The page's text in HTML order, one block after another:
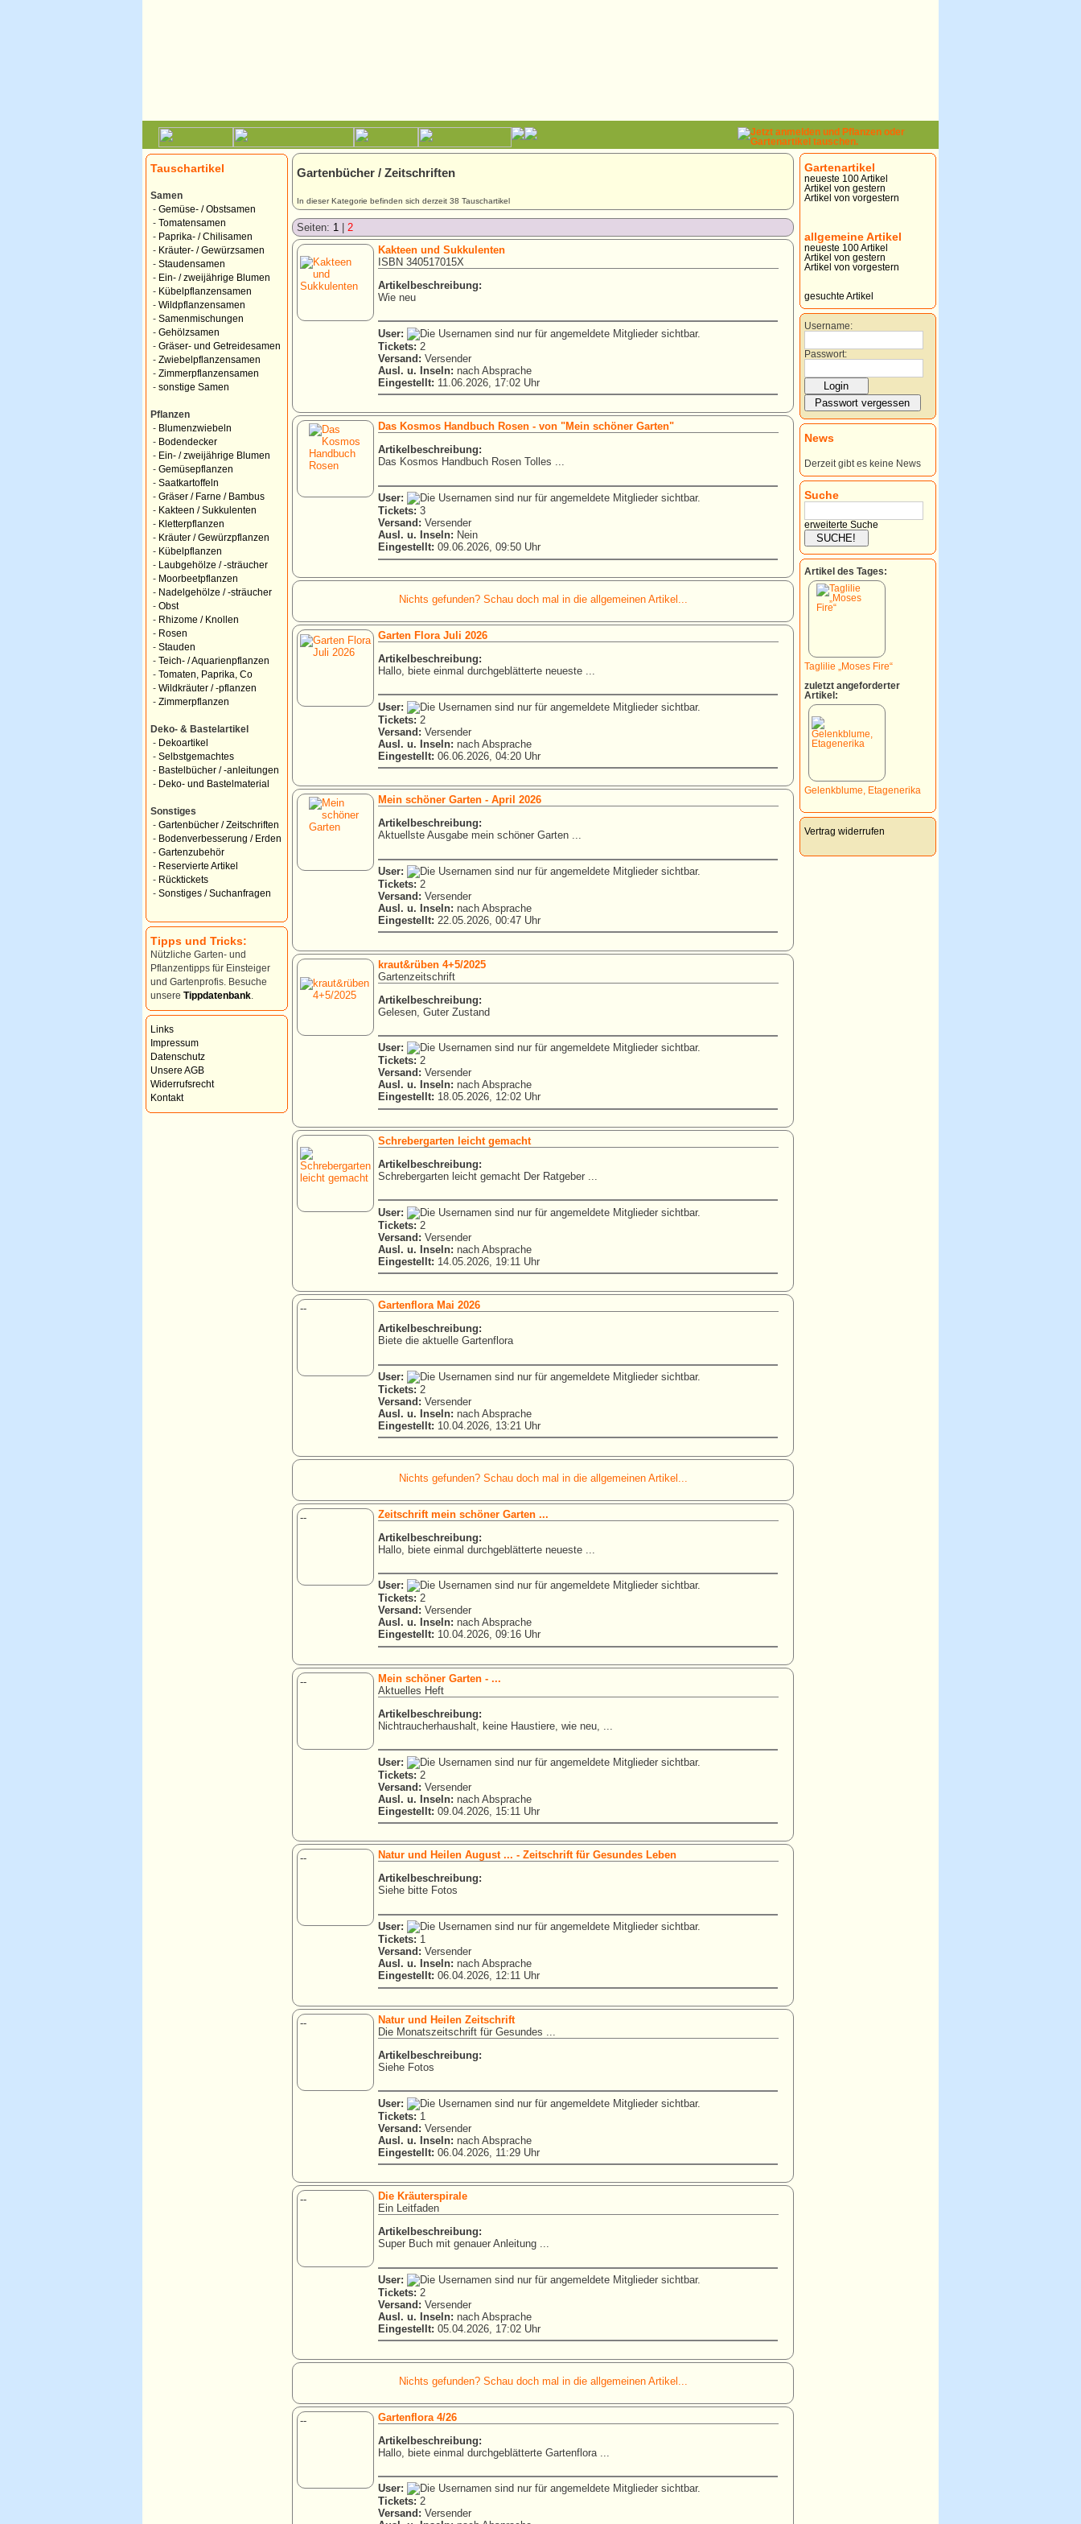
Tauschartikel
Samen
- Gemüse- / Obstsamen
- Tomatensamen
- Paprika- / Chilisamen
- Kräuter- / Gewürzsamen
- Staudensamen
- Ein- / zweijährige Blumen
- Kübelpflanzensamen
- Wildpflanzensamen
- Samenmischungen
- Gehölzsamen
- Gräser- und Getreidesamen
- Zwiebelpflanzensamen
- Zimmerpflanzensamen
- sonstige Samen
Pflanzen
- Blumenzwiebeln
- Bodendecker
- Ein- / zweijährige Blumen
- Gemüsepflanzen
- Saatkartoffeln
- Gräser / Farne / Bambus
- Kakteen / Sukkulenten
- Kletterpflanzen
- Kräuter / Gewürzpflanzen
- Kübelpflanzen
-
Laubgehölze / -sträucher
- Moorbeetpflanzen
- Nadelgehölze / -sträucher
- Obst
- Rhizome / Knollen
- Rosen
- Stauden
- Teich- / Aquarienpflanzen
- Tomaten, Paprika, Co
- Wildkräuter / -pflanzen
- Zimmerpflanzen
Deko- & Bastelartikel
- Dekoartikel
- Selbstgemachtes
- Bastelbücher / -anleitungen
- Deko- und Bastelmaterial
Sonstiges
- Gartenbücher / Zeitschriften
- Bodenverbesserung / Erden
- Gartenzubehör
- Reservierte Artikel
- Rücktickets
- Sonstiges / Suchanfragen
Tipps und Tricks:
Nützliche Garten- und
Pflanzentipps für Einsteiger
und Gartenprofis. Besuche
unsere Tippdatenbank
Links
Impressum
Datenschutz
Unsere AGB
Widerrufsrecht
Kontakt
Gartenbücher / Zeitschriften
In dieser Kategorie befinden sich derzeit 38 Tauschartikel
Seiten: 1
2
Kakteen und Sukkulenten
ISBN 340517015X
Artikelbeschreibung:
Wie neu
User:
Tickets: 2
Versand: Versender
Ausl. u. Inseln: nach Absprache
Eingestellt: 11.06.2026, 17:02 Uhr
Das Kosmos Handbuch Rosen - von "Mein schöner Garten"
Artikelbeschreibung:
Das Kosmos Handbuch Rosen Tolles ...
User:
Tickets: 3
Versand: Versender
Ausl. u. Inseln: Nein
Eingestellt: 09.06.2026, 09:50 Uhr
Nichts gefunden? Schau doch mal in die allgemeinen Artikel...
Garten Flora Juli 2026
Artikelbeschreibung:
Hallo, biete einmal durchgeblätterte neueste ...
User:
Tickets: 2
Versand: Versender
Ausl. u. Inseln: nach Absprache
Eingestellt: 06.06.2026, 04:20 Uhr
Mein schöner Garten - April 2026
Artikelbeschreibung:
Aktuellste Ausgabe mein schöner Garten ...
User:
Tickets: 2
Versand: Versender
Ausl. u. Inseln: nach Absprache
Eingestellt: 22.05.2026, 00:47 Uhr
kraut&rüben 4+5/2025
Gartenzeitschrift
Artikelbeschreibung:
Gelesen, Guter Zustand
User:
Tickets: 2
Versand: Versender
Ausl. u. Inseln: nach Absprache
Eingestellt: 18.05.2026, 12:02 Uhr
Schrebergarten leicht gemacht
Artikelbeschreibung:
Schrebergarten leicht gemacht Der Ratgeber ...
User:
Tickets: 2
Versand: Versender
Ausl. u. Inseln: nach Absprache
Eingestellt: 14.05.2026, 19:11 Uhr
--
Gartenflora Mai 2026
Artikelbeschreibung:
Biete die aktuelle Gartenflora
User:
Tickets: 2
Versand: Versender
Ausl. u. Inseln: nach Absprache
Eingestellt: 10.04.2026, 13:21 Uhr
Nichts gefunden? Schau doch mal in die allgemeinen Artikel...
--
Zeitschrift mein schöner Garten ...
Artikelbeschreibung:
Hallo, biete einmal durchgeblätterte neueste ...
User:
Tickets: 2
Versand: Versender
Ausl. u. Inseln: nach Absprache
Eingestellt: 10.04.2026, 09:16 Uhr
--
Mein schöner Garten - ...
Aktuelles Heft
Artikelbeschreibung:
Nichtraucherhaushalt, keine Haustiere, wie neu, ...
User:
Tickets: 2
Versand: Versender
Ausl. u. Inseln: nach Absprache
Eingestellt: 09.04.2026, 15:11 Uhr
--
Natur und Heilen August ... - Zeitschrift für Gesundes Leben
Artikelbeschreibung:
Siehe bitte Fotos
User:
Tickets: 1
Versand: Versender
Ausl. u. Inseln: nach Absprache
Eingestellt: 06.04.2026, 12:11 Uhr
--
Natur und Heilen Zeitschrift
Die Monatszeitschrift für Gesundes ...
Artikelbeschreibung:
Siehe Fotos
User:
Tickets: 1
Versand: Versender
Ausl. u. Inseln: nach Absprache
Eingestellt: 06.04.2026, 11:29 Uhr
--
Die Kräuterspirale
Ein Leitfaden
Artikelbeschreibung:
Super Buch mit genauer Anleitung ...
User:
Tickets: 2
Versand: Versender
Ausl. u. Inseln: nach Absprache
Eingestellt: 05.04.2026, 17:02 Uhr
Nichts gefunden? Schau doch mal in die allgemeinen Artikel...
--
Gartenflora 4/26
Artikelbeschreibung:
Hallo, biete einmal durchgeblätterte Gartenflora ...
User:
Tickets: 2
Versand: Versender
Gartenartikel
neueste 100 Artikel
Artikel von gestern
Artikel von vorgestern
allgemeine Artikel
neueste 100 Artikel
Artikel von gestern
Artikel von vorgestern
gesuchte Artikel
Username:
Passwort:
News
Derzeit gibt es keine News
Suche
erweiterte Suche
Artikel des Tages:
Taglilie „Moses Fire“
zuletzt angeforderter
Artikel:
Gelenkblume, Etagenerika
Vertrag widerrufen